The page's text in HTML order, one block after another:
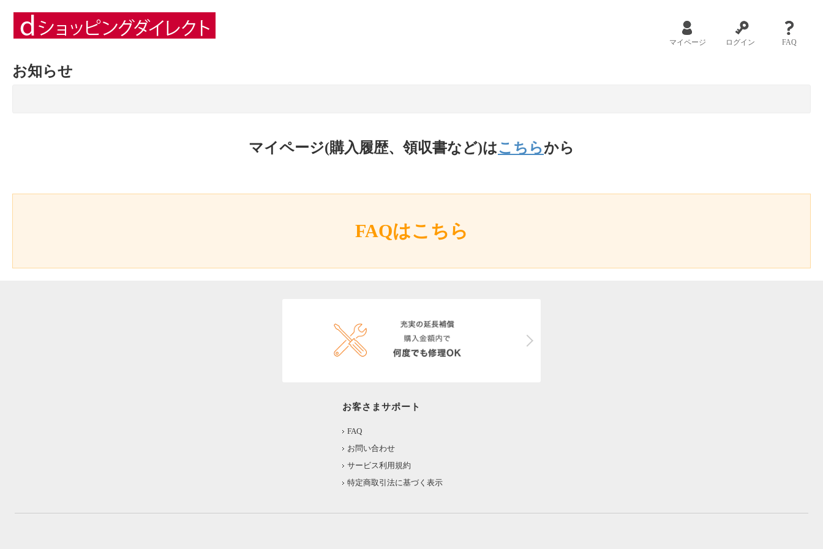
マイページ ログイン FAQ
お知らせ
マイページ(購入履歴、領収書など)はこちらから
FAQはこちら
お客さまサポート
FAQ
お問い合わせ
サービス利用規約
特定商取引法に基づく表示